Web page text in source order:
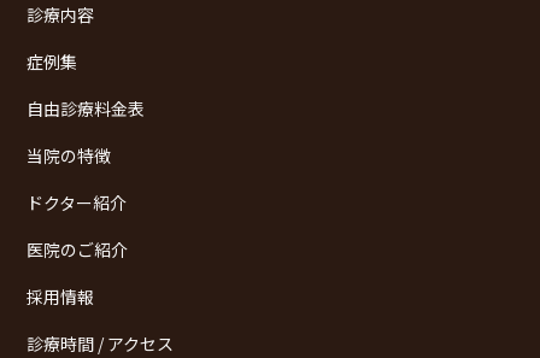
診療内容
症例集
自由診療料金表
当院の特徴
ドクター紹介
医院のご紹介
採用情報
診療時間 / アクセス